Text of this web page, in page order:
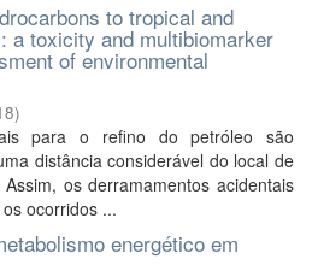
to tropical and
a toxicity and multibiomarker
of environmental
)
para o refino do petróleo são
distância considerável do local de
os derramamentos acidentais
ocorridos ...
energético em